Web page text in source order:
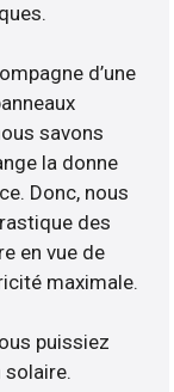
d’une
savons
la donne
Donc, nous
des
en vue de
maximale.
puissiez